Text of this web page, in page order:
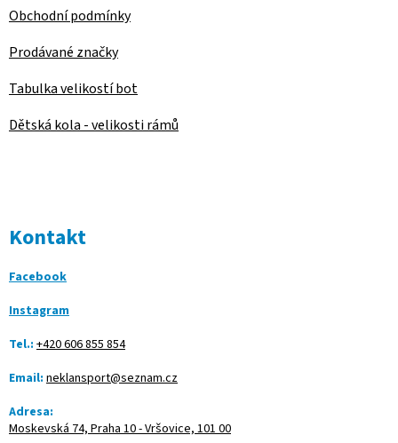
Obchodní podmínky
Prodávané značky
Tabulka velikostí bot
Dětská kola - velikosti rámů
Kontakt
Facebook
Instagram
Tel.: +420 606 855 854
Email: neklansport@seznam.cz
Adresa:
Moskevská 74, Praha 10 - Vršovice, 101 00